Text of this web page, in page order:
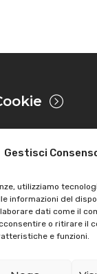
Gestisci
utilizziamo
informazioni del
dati come il
o ritirare il
e funzioni.